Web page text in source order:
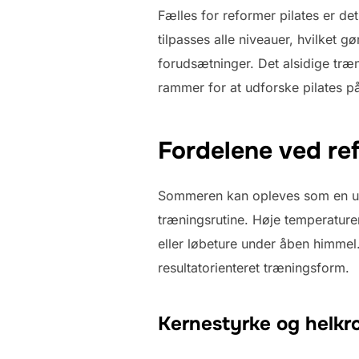
Fælles for reformer pilates er
tilpasses alle niveauer, hvilket
forudsætninger. Det alsidige
rammer for at udforske pilates
Fordelene ved
Sommeren kan opleves som
træningsrutine. Høje
eller løbeture under åben
resultatorienteret træningsform.
Kernestyrke og